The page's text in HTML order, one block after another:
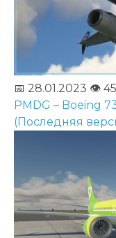
📅 28.01.2023 👁️
PMDG – Boeing
(Последняя